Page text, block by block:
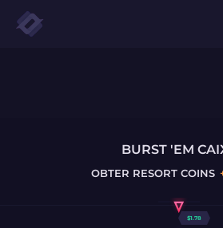
BURST 'EM
OBTER RESORT COINS
$1.78